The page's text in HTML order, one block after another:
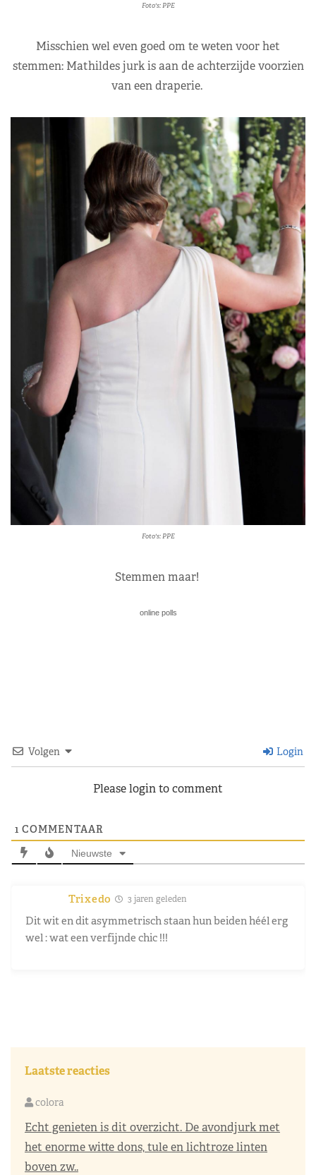
Foto's: PPE
Misschien wel even goed om te weten voor het
stemmen: Mathildes jurk is aan de achterzijde voorzien
van een draperie.
Foto's: PPE
Stemmen maar!
online polls
Volgen Login
Please login to comment
1 COMMENTAAR
Nieuwste
Trixedo 3 jaren geleden
Dit wit en dit asymmetrisch staan hun beiden héél erg
wel : wat een verfijnde chic !!!
Laatste reacties
colora
Echt genieten is dit overzicht. De avondjurk met
het enorme witte dons, tule en lichtroze linten
boven zw..